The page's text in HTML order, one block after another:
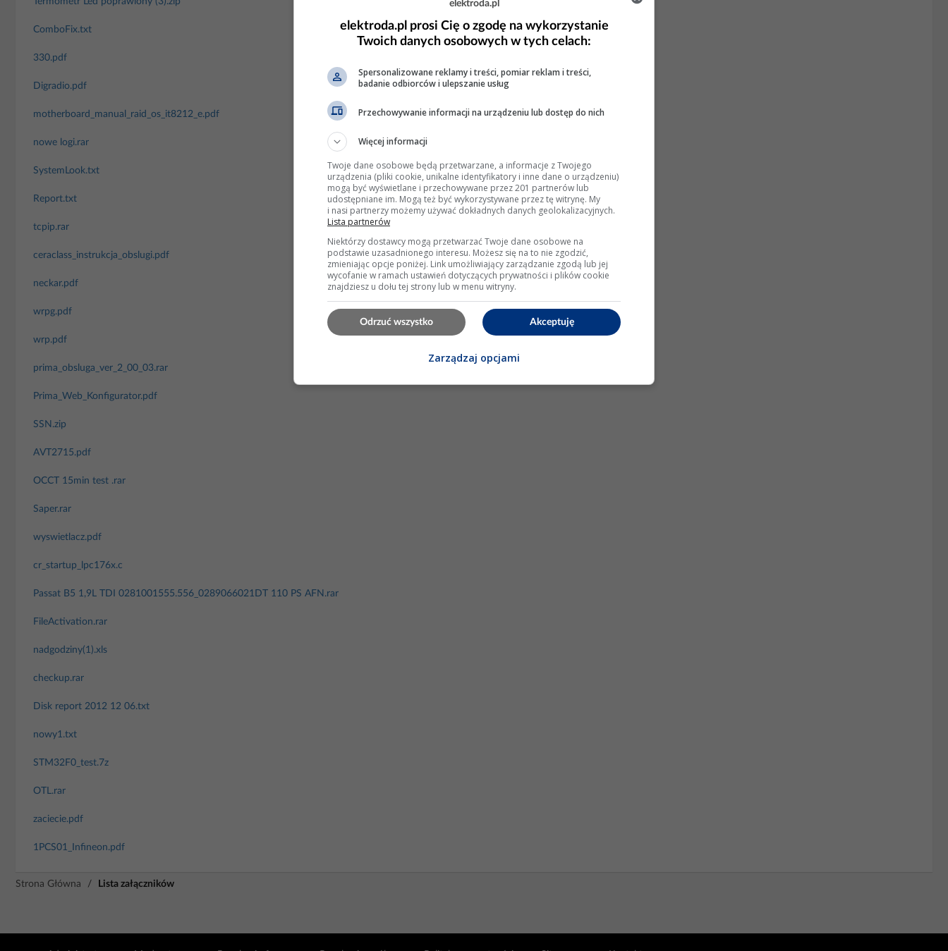
ComboFix.txt
330.pdf
Digradio.pdf
motherboard_manual_raid_os_it8212_e.pdf
nowe logi.rar
SystemLook.txt
Report.txt
tcpip.rar
ceraclass_instrukcja_obslugi.pdf
neckar.pdf
wrpg.pdf
wrp.pdf
prima_obsluga_ver_2_00_03.rar
Prima_Web_Konfigurator.pdf
SSN.zip
AVT2715.pdf
OCCT 15min test .rar
Saper.rar
wyswietlacz.pdf
cr_startup_lpc176x.c
Passat B5 1,9L TDI 0281001555.556_0289066021DT 110 PS AFN.rar
FileActivation.rar
nadgodziny(1).xls
checkup.rar
Disk report 2012 12 06.txt
nowy1.txt
STM32F0_test.7z
OTL.rar
zaciecie.pdf
1PCS01_Infineon.pdf
Strona Główna / Lista załączników
elektroda.pl
elektroda.pl prosi Cię o zgodę na wykorzystanie
Twoich danych osobowych w tych celach:
Spersonalizowane reklamy i treści, pomiar reklam i treści,
badanie odbiorców i ulepszanie usług
Przechowywanie informacji na urządzeniu lub dostęp do nich
Więcej informacji
Twoje dane osobowe będą przetwarzane, a informacje z Twojego
urządzenia (pliki cookie, unikalne identyfikatory i inne dane o urządzeniu)
mogą być wyświetlane i przechowywane przez 201 partnerów lub
udostępniane im. Mogą też być wykorzystywane przez tę witrynę. My
i nasi partnerzy możemy używać dokładnych danych geolokalizacyjnych.
Lista partnerów
Niektórzy dostawcy mogą przetwarzać Twoje dane osobowe na
podstawie uzasadnionego interesu. Możesz się na to nie zgodzić,
zmieniając opcje poniżej. Link umożliwiający zarządzanie zgodą lub jej
wycofanie w ramach ustawień dotyczących prywatności i plików cookie
znajdziesz u dołu tej strony lub w menu witryny.
Akceptuję
Odrzuć wszystko
Zarządzaj opcjami